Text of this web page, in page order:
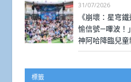
31/07/2026
《崩壞：星穹
愉信號—嗶波
神阿哈降臨兒童
標籤